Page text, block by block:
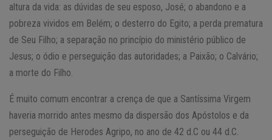
altura da vida: as dúvidas de seu esposo, José; o abandono e a
pobreza vividos em Belém; o desterro do Egito; a perda prematura
de Seu Filho; a separação no princípio do ministério público de
Jesus; o ódio e perseguição das autoridades; a Paixão; o Calvário;
a morte do Filho.
É muito comum encontrar a crença de que a Santíssima Virgem
haveria morrido antes mesmo da dispersão dos Apóstolos e da
perseguição de Herodes Agripo, no ano de 42 d.C ou 44 d.C.